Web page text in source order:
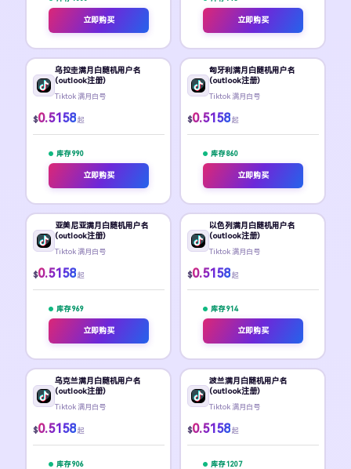
立即购买 立即购买
乌拉圭满月白随机用户名
(outlook注册)
Tiktok 满月白号
$0.5158 起
库存 990
立即购买
匈牙利满月白随机用户名
(outlook注册)
Tiktok 满月白号
$0.5158 起
库存 860
立即购买
亚美尼亚满月白随机用户名
(outlook注册)
Tiktok 满月白号
$0.5158 起
库存 969
立即购买
以色列满月白随机用户名
(outlook注册)
Tiktok 满月白号
$0.5158 起
库存 914
立即购买
乌克兰满月白随机用户名
(outlook注册)
Tiktok 满月白号
$0.5158 起
库存 906
波兰满月白随机用户名
(outlook注册)
Tiktok 满月白号
$0.5158 起
库存 1207